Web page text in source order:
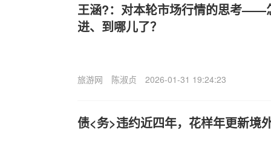
王涵?：对本轮市场行情的思考——
进、到哪儿了？
旅游网 陈淑贞 2026-01-31 19:24:23
债<务>违约近四年，花样年更新境